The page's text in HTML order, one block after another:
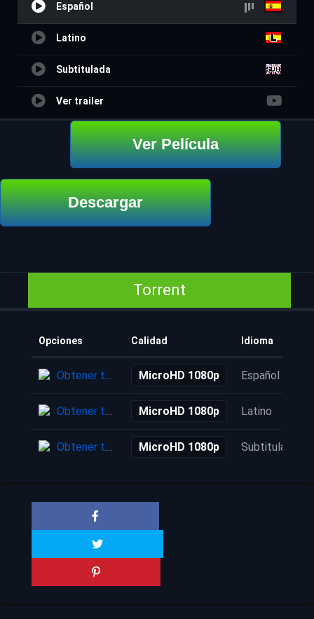
Español
Latino
Subtitulada
Ver trailer
Ver Película
Descargar
Torrent
Opciones Calidad Idioma
Obtener torrent MicroHD 1080p Español
Obtener torrent MicroHD 1080p Latino
Obtener torrent MicroHD 1080p Subtitulada